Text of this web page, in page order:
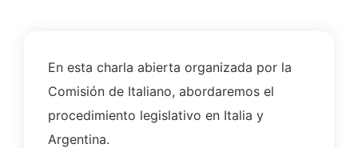
En esta charla abierta organizada por la
Comisión de Italiano, abordaremos el
procedimiento legislativo en Italia y
Argentina.